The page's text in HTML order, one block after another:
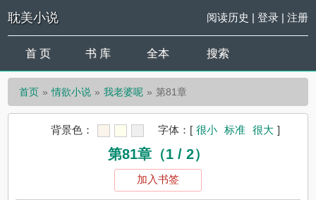
耽美小说 阅读历史 | 登录| 注册
首 页 书 库 全本 搜索
首页 情欲小说 我老婆呢 第81章
背景色： 字体： [ 很小 标准 很大 ]
第81章（1 / 2）
加入书签